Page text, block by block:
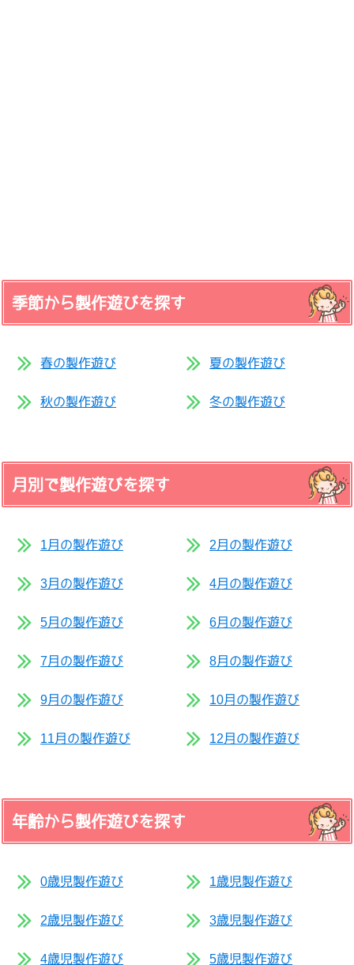
季節から製作遊びを探す
春の製作遊び 夏の製作遊び
秋の製作遊び 冬の製作遊び
月別で製作遊びを探す
1月の製作遊び 2月の製作遊び
3月の製作遊び 4月の製作遊び
5月の製作遊び 6月の製作遊び
7月の製作遊び 8月の製作遊び
9月の製作遊び 10月の製作遊び
11月の製作遊び 12月の製作遊び
年齢から製作遊びを探す
0歳児製作遊び 1歳児製作遊び
2歳児製作遊び 3歳児製作遊び
4歳児製作遊び 5歳児製作遊び